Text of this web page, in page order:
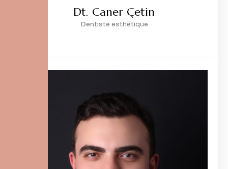
Dt. Caner Çetin
Dentiste esthétique